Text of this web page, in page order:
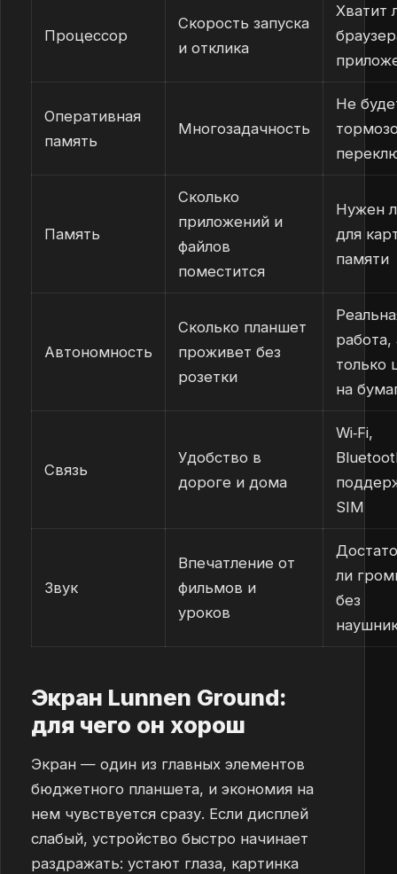
Процессор
Скорость запуска
и отклика
Хватит
Оперативная
память
Многозадачность
Не
Память
Сколько
приложений и
файлов
поместится
Нужен
для
памяти
Автономность
Сколько планшет
проживет без
розетки
работа,
только
на
Связь
Удобство в
дороге и дома
Wi‑Fi,
SIM
Звук
Впечатление от
фильмов и
уроков
ли
без
Экран Lunnen Ground:
для чего он хорош
Экран — один из главных элементов
бюджетного планшета, и экономия на
нем чувствуется сразу. Если дисплей
слабый, устройство быстро начинает
раздражать: устают глаза, картинка